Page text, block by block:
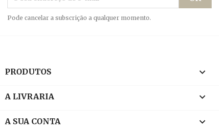
Pode cancelar a subscrição a qualquer momento.
PRODUTOS 
A LIVRARIA 
A SUA CONTA 